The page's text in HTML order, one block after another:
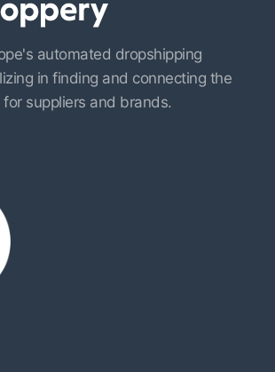
automated dropshipping
in finding and connecting the
suppliers and brands.